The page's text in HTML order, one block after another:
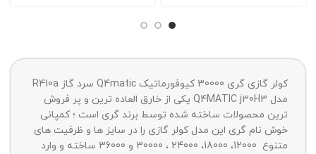
کولر گازی گری 30000 کیوفورماتیک Q4matic سرد گاز R410a
مدل Q4MATIC j30H3 یکی از خارق العاده ترین و پر فروش
ترین محصولات ساخته شده توسط برند گری است ؛ کمپانی
خوش نام گری این مدل کولر گازی را در سایز ها و ظرفیت های
متنوع 12000، 18000، 24000 ، 30000 و 36000 ساخته و وارد